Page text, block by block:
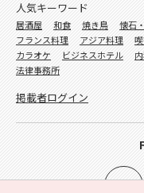
人気キーワード
居酒屋 和食 焼き鳥 懐石
フランス料理
アジア料理
カラオケ
ビジネスホテル
法律事務所
掲載者ログイン